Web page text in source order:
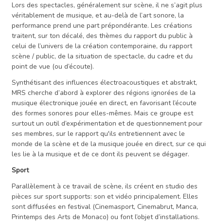
Lors des spectacles, généralement sur scène, il ne s’agit plus
véritablement de musique, et au-delà de l’art sonore, la
performance prend une part prépondérante. Les créations
traitent, sur ton décalé, des thèmes du rapport du public à
celui de l’univers de la création contemporaine, du rapport
scène / public, de la situation de spectacle, du cadre et du
point de vue (ou d’écoute).
Synthétisant des influences électroacoustiques et abstrakt,
MRS cherche d’abord à explorer des régions ignorées de la
musique électronique jouée en direct, en favorisant l’écoute
des formes sonores pour elles-mêmes. Mais ce groupe est
surtout un outil d’expérimentation et de questionnement pour
ses membres, sur le rapport qu'ils entretiennent avec le
monde de la scène et de la musique jouée en direct, sur ce qui
les lie à la musique et de ce dont ils peuvent se dégager.
Sport
Parallèlement à ce travail de scène, ils créent en studio des
pièces sur sport supports: son et vidéo principalement. Elles
sont diffusées en festival (Cinemasport, Cinemabrut, Manca,
Printemps des Arts de Monaco) ou font l’objet d’installations.